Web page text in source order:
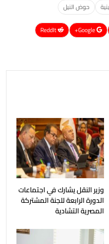
حوض النيل
Google+
ReddIt
وزير النقل يشارك في اجتماعات
الدورة الرابعة للجنة المشتركة
المصرية التشادية